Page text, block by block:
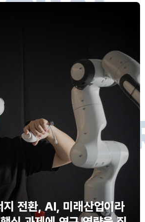
S
R
TU RE
VATO
S
전환, AI, 미래산업이라